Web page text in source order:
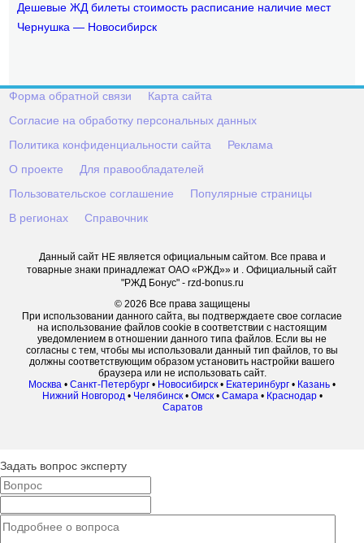
Дешевые ЖД билеты стоимость расписание наличие мест
Чернушка — Новосибирск
Форма обратной связи
Карта сайта
Согласие на обработку персональных данных
Политика конфиденциальности сайта
Реклама
О проекте
Для правообладателей
Пользовательское соглашение
Популярные страницы
В регионах
Справочник
Данный сайт НЕ является официальным сайтом. Все права и
товарные знаки принадлежат ОАО «РЖД»» и . Официальный сайт
"РЖД Бонус" - rzd-bonus.ru
© 2026 Все права защищены
При использовании данного сайта, вы подтверждаете свое согласие
на использование файлов cookie в соответствии с настоящим
уведомлением в отношении данного типа файлов. Если вы не
согласны с тем, чтобы мы использовали данный тип файлов, то вы
должны соответствующим образом установить настройки вашего
браузера или не использовать сайт.
Москва • Санкт-Петербург • Новосибирск • Екатеринбург • Казань •
Нижний Новгород• Челябинск• Омск• Самара• Краснодар•
Саратов
Задать вопрос эксперту